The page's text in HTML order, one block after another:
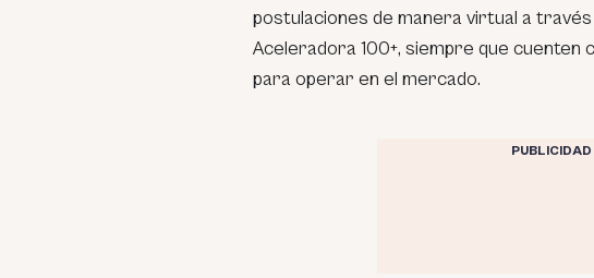
postulaciones de manera virtual a
Aceleradora 100+, siempre que cuenten
para operar en el mercado.
PUBLICIDAD